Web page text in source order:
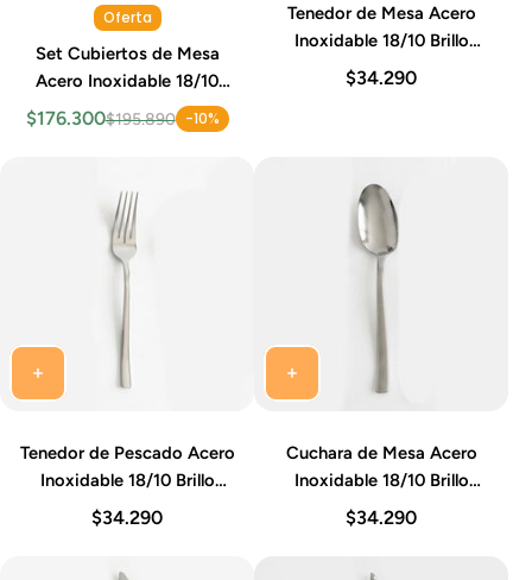
Oferta
Set Cubiertos de Mesa
Acero Inoxidable 18/10
Brillo Espejo Ainhoa Idurgo
$176.300$195.890 -10%
Tenedor de Mesa Acero
Inoxidable 18/10 Brillo
Espejo 20-22 cm Set 12
$34.290
Tenedor de Pescado Acero
Inoxidable 18/10 Brillo
Espejo 22-23 cm Set 12
$34.290
Cuchara de Mesa Acero
Inoxidable 18/10 Brillo
Espejo 20-22 cm Set 12
$34.290